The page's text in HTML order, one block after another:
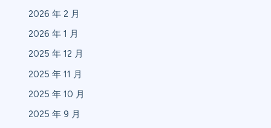
2026 年 2 月
2026 年 1 月
2025 年 12 月
2025 年 11 月
2025 年 10 月
2025 年 9 月